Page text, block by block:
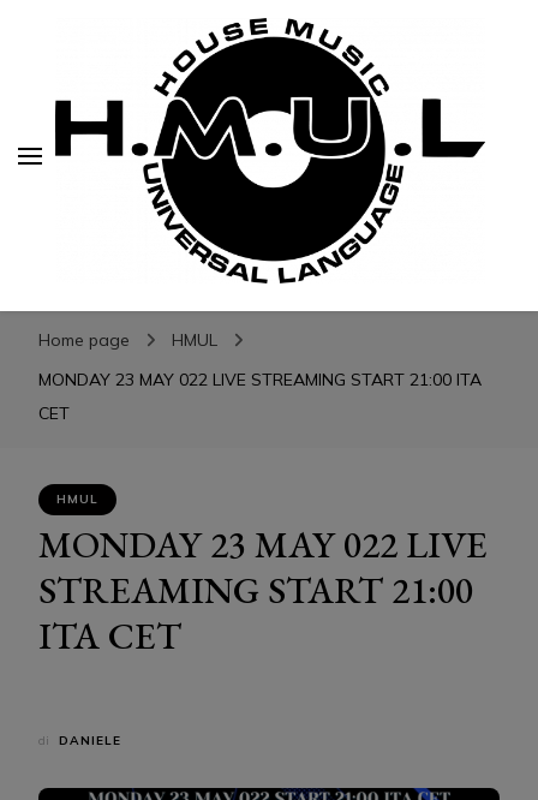
H.M.U.L.
H.M.U.L.
www.housemusicuniversallanguage.com
Home page
HMUL
MONDAY 23 MAY 022 LIVE STREAMING START 21:00 ITA
CET
HMUL
MONDAY 23 MAY 022 LIVE
STREAMING START 21:00
ITA CET
di DANIELE